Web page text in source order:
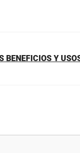
BENEFICIOS Y